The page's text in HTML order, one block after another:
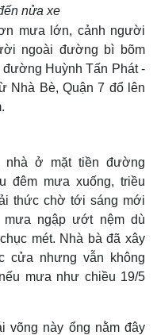
nửa xe
mưa lớn, cảnh người
ngoài đường bì bõm
đường Huỳnh Tấn Phát -
Nhà Bè, Quận 7 đổ lên
nhà ở mặt tiền đường
đêm mưa xuống, triều
thức chờ tới sáng mới
ngập ướt nệm dù
mét. Nhà bà đã xây
cửa nhưng vẫn không
mưa như chiều 19/5
võng này ổng nằm đây